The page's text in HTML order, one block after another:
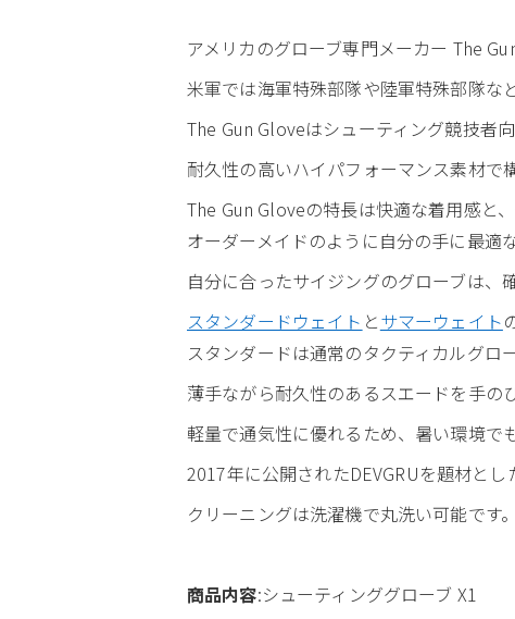
アメリカのグローブ専門メーカー The
米軍では海軍特殊部隊や陸軍特殊部隊な
The Gun Gloveはシューティング競技者
耐久性の高いハイパフォーマンス素材で
The Gun Gloveの特長は快適な着用感と
オーダーメイドのように自分の手に最適
自分に合ったサイジングのグローブは、
スタンダードウェイト とサマーウェイト
スタンダードは通常のタクティカルグロ
薄手ながら耐久性のあるスエードを手の
軽量で通気性に優れるため、暑い環境で
2017年に公開されたDEVGRUを題材とし
クリーニングは洗濯機で丸洗い可能で
商品内容:シューティンググローブ X1